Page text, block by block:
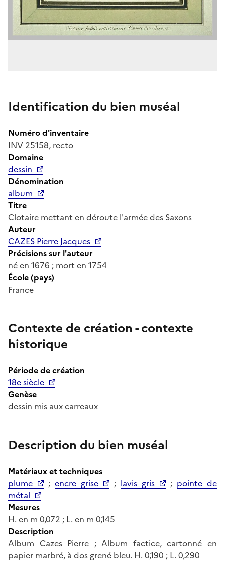
Identification du bien muséal
Numéro d'inventaire
INV 25158, recto
Domaine
dessin
Dénomination
album
Titre
Clotaire mettant en déroute l'armée des Saxons
Auteur
CAZES Pierre Jacques
Précisions sur l'auteur
né en 1676 ; mort en 1754
École (pays)
France
Contexte de création - contexte
historique
Période de création
18e siècle
Genèse
dessin mis aux carreaux
Description du bien muséal
Matériaux et techniques
plume
; encre grise ; lavis gris ; pointe de
métal
Mesures
H. en m 0,072 ; L. en m 0,145
Description
Album Cazes Pierre ; Album factice, cartonné en
papier marbré, à dos grené bleu. H. 0,190 ; L. 0,290